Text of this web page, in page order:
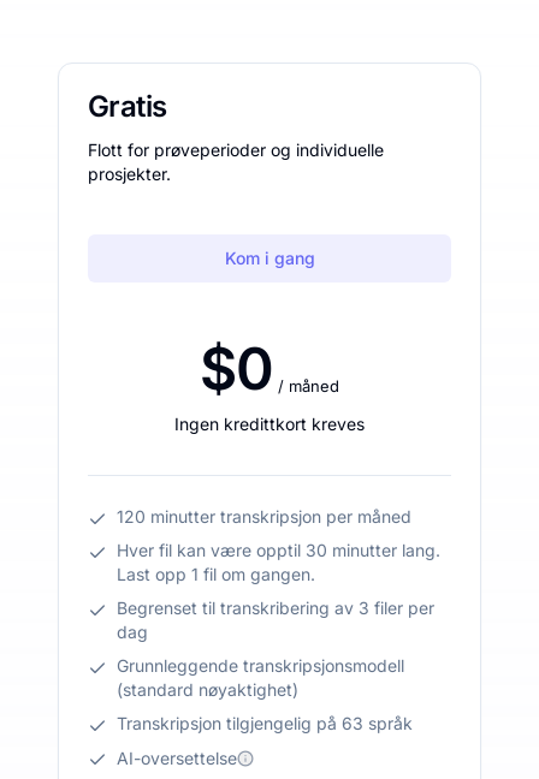
Gratis
Flott for prøveperioder og individuelle
prosjekter.
Kom i gang
$0 / måned
Ingen kredittkort kreves
120 minutter transkripsjon per måned
Hver fil kan være opptil 30 minutter lang.
Last opp 1 fil om gangen.
Begrenset til transkribering av 3 filer per
dag
Grunnleggende transkripsjonsmodell
(standard nøyaktighet)
Transkripsjon tilgjengelig på 63 språk
AI-oversettelse